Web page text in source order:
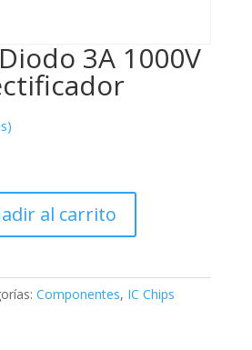
3A 1000V
al carrito
Componentes, IC Chips